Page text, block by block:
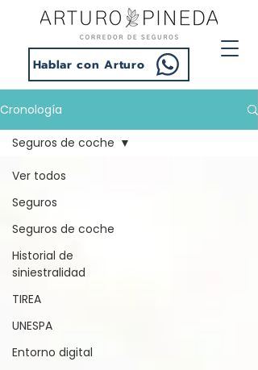
Hablar con Arturo
Cronología
Ver todos
Seguros
Seguros de coche
Historial de
siniestralidad
TIREA
UNESPA
Entorno digital
Seguros de coche